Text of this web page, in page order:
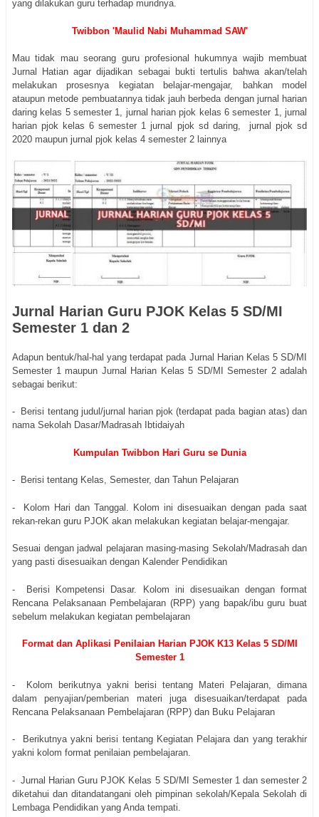
yang dilakukan guru terhadap muridnya.
Twibbon 'Maulid Nabi Muhammad SAW'
Mau tidak mau seorang guru profesional hukumnya wajib membuat
Jurnal Hatian agar dijadikan sebagai bukti tertulis bahwa akan/telah
melakukan prosesnya kegiatan belajar-mengajar, bahkan model
ataupun metode pembuatannya tidak jauh berbeda dengan jurnal harian
daring kelas 5 semester 1, jurnal harian pjok kelas 6 semester 1, jurnal
harian pjok kelas 6 semester 1 jurnal pjok sd daring, jurnal pjok sd
2020 maupun jurnal pjok kelas 4 semester 2 lainnya
Jurnal Harian Guru PJOK Kelas 5 SD/MI
Semester 1 dan 2
Adapun bentuk/hal-hal yang terdapat pada Jurnal Harian Kelas 5 SD/MI
Semester 1 maupun Jurnal Harian Kelas 5 SD/MI Semester 2 adalah
sebagai berikut:
- Berisi tentang judul/jurnal harian pjok (terdapat pada bagian atas) dan
nama Sekolah Dasar/Madrasah Ibtidaiyah
Kumpulan Twibbon Hari Guru se Dunia
- Berisi tentang Kelas, Semester, dan Tahun Pelajaran
- Kolom Hari dan Tanggal. Kolom ini disesuaikan dengan pada saat
rekan-rekan guru PJOK akan melakukan kegiatan belajar-mengajar.
Sesuai dengan jadwal pelajaran masing-masing Sekolah/Madrasah dan
yang pasti disesuaikan dengan Kalender Pendidikan
- Berisi Kompetensi Dasar. Kolom ini disesuaikan dengan format
Rencana Pelaksanaan Pembelajaran (RPP) yang bapak/ibu guru buat
sebelum melakukan kegiatan pembelajaran
Format dan Aplikasi Penilaian Harian PJOK K13 Kelas 5 SD/MI
Semester 1
- Kolom berikutnya yakni berisi tentang Materi Pelajaran, dimana
dalam penyajian/pemberian materi juga disesuaikan/terdapat pada
Rencana Pelaksanaan Pembelajaran (RPP) dan Buku Pelajaran
- Berikutnya yakni berisi tentang Kegiatan Pelajara dan yang terakhir
yakni kolom format penilaian pembelajaran.
- Jurnal Harian Guru PJOK Kelas 5 SD/MI Semester 1 dan semester 2
diketahui dan ditandatangani oleh pimpinan sekolah/Kepala Sekolah di
Lembaga Pendidikan yang Anda tempati.